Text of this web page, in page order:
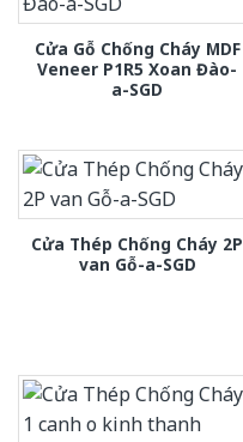
Cửa Gỗ Chống Cháy MDF
Veneer P1R5 Xoan Đào-
a-SGD
Cửa Thép Chống Cháy 2P
van Gỗ-a-SGD